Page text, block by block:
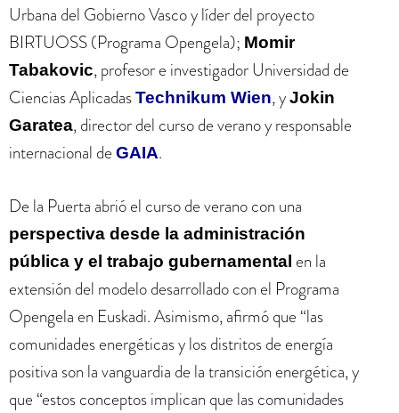
Urbana del Gobierno Vasco y líder del proyecto
BIRTUOSS (Programa Opengela); Momir
Tabakovic, profesor e investigador Universidad de
Ciencias AplicadasTechnikum Wien, yJokin
Garatea, director del curso de verano y responsable
internacional de GAIA.
De la Puerta abrió el curso de verano con una
perspectiva desde la administración
pública y el trabajo gubernamental en la
extensión del modelo desarrollado con el Programa
Opengela en Euskadi. Asimismo, afirmó que “las
comunidades energéticas y los distritos de energía
positiva son la vanguardia de la transición energética, y
que “estos conceptos implican que las comunidades